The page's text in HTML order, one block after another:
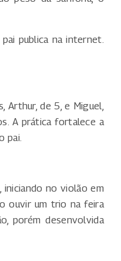
publica na internet.
Arthur, de 5, e Miguel,
A prática fortalece a
pai.
no violão em
ouvir um trio na feira
porém desenvolvida